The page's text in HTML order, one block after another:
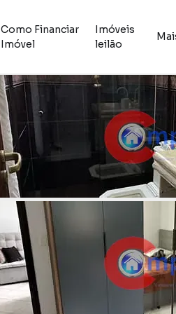
Como Financiar
Imóvel
Imóveis
leilão